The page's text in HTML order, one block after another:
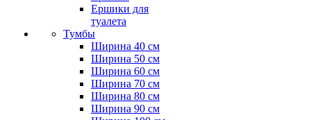
Ершики для
туалета
Тумбы
Ширина 40 см
Ширина 50 см
Ширина 60 см
Ширина 70 см
Ширина 80 см
Ширина 90 см